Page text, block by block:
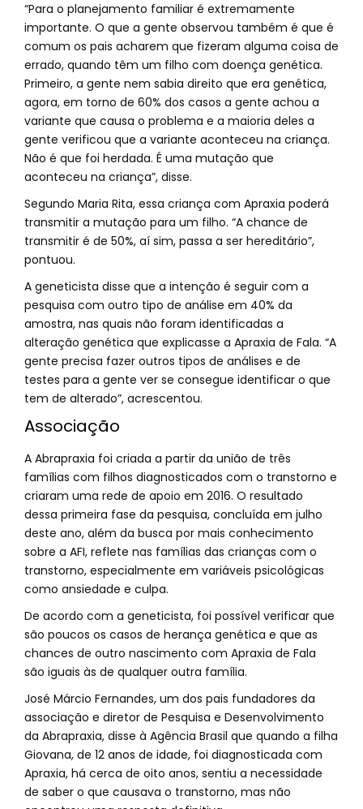
“Para o planejamento familiar é extremamente
importante. O que a gente observou também é que é
comum os pais acharem que fizeram alguma coisa de
errado, quando têm um filho com doença genética.
Primeiro, a gente nem sabia direito que era genética,
agora, em torno de 60% dos casos a gente achou a
variante que causa o problema e a maioria deles a
gente verificou que a variante aconteceu na criança.
Não é que foi herdada. É uma mutação que
aconteceu na criança”, disse.
Segundo Maria Rita, essa criança com Apraxia poderá
transmitir a mutação para um filho. “A chance de
transmitir é de 50%, aí sim, passa a ser hereditário”,
pontuou.
A geneticista disse que a intenção é seguir com a
pesquisa com outro tipo de análise em 40% da
amostra, nas quais não foram identificadas a
alteração genética que explicasse a Apraxia de Fala. “A
gente precisa fazer outros tipos de análises e de
testes para a gente ver se consegue identificar o que
tem de alterado”, acrescentou.
Associação
A Abrapraxia foi criada a partir da união de três
famílias com filhos diagnosticados com o transtorno e
criaram uma rede de apoio em 2016. O resultado
dessa primeira fase da pesquisa, concluída em julho
deste ano, além da busca por mais conhecimento
sobre a AFI, reflete nas famílias das crianças com o
transtorno, especialmente em variáveis psicológicas
como ansiedade e culpa.
De acordo com a geneticista, foi possível verificar que
são poucos os casos de herança genética e que as
chances de outro nascimento com Apraxia de Fala
são iguais às de qualquer outra família.
José Márcio Fernandes, um dos pais fundadores da
associação e diretor de Pesquisa e Desenvolvimento
da Abrapraxia, disse à Agência Brasil que quando a filha
Giovana, de 12 anos de idade, foi diagnosticada com
Apraxia, há cerca de oito anos, sentiu a necessidade
de saber o que causava o transtorno, mas não